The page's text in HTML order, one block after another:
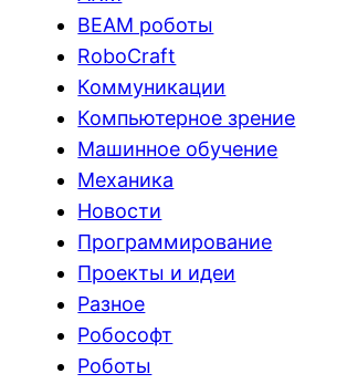
BEAM роботы
RoboCraft
Коммуникации
Компьютерное зрение
Машинное обучение
Механика
Новости
Программирование
Проекты и идеи
Разное
Робософт
Роботы